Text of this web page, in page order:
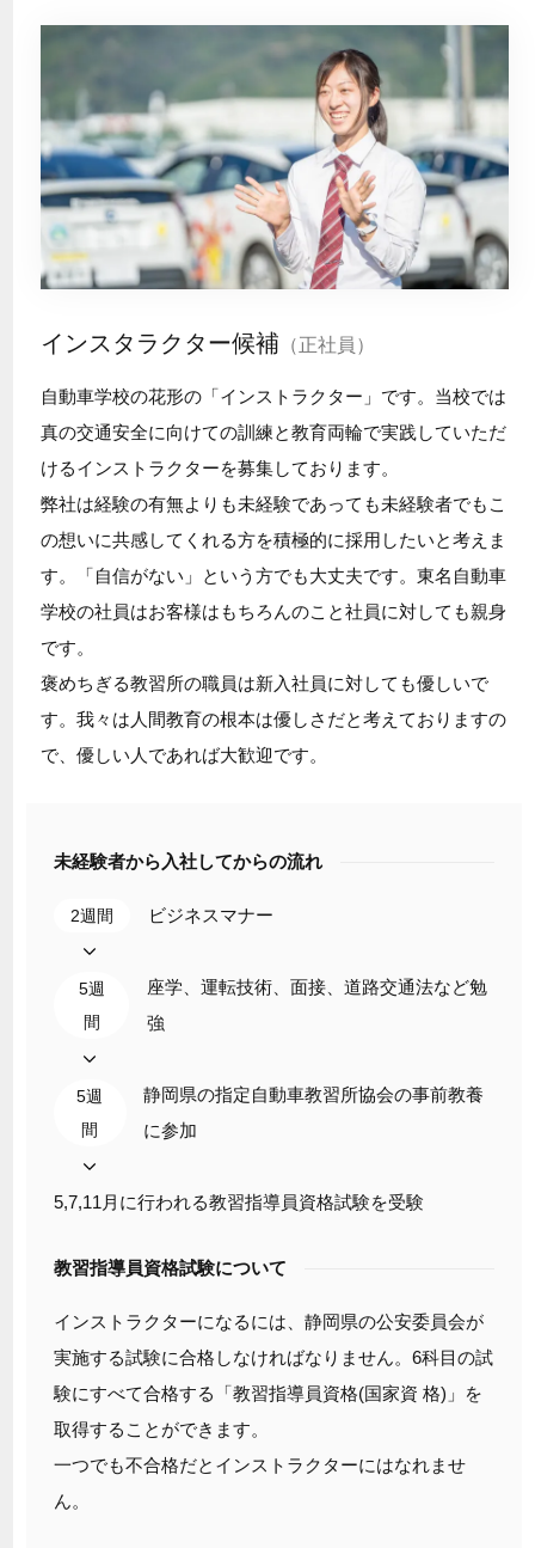
インスタラクター候補 （正社員）
自動車学校の花形の「インストラクター」です。当校では
真の交通安全に向けての訓練と教育両輪で実践していただ
けるインストラクターを募集しております。
弊社は経験の有無よりも未経験であっても未経験者でもこ
の想いに共感してくれる方を積極的に採用したいと考えま
す。「自信がない」という方でも大丈夫です。東名自動車
学校の社員はお客様はもちろんのこと社員に対しても親身
です。
褒めちぎる教習所の職員は新入社員に対しても優しいで
す。我々は人間教育の根本は優しさだと考えておりますの
で、優しい人であれば大歓迎です。
未経験者から入社してからの流れ
2週間 ビジネスマナー
5週
間
座学、運転技術、面接、道路交通法など勉
強
5週
間
静岡県の指定自動車教習所協会の事前教養
に参加
5,7,11月に行われる教習指導員資格試験を受験
教習指導員資格試験について
インストラクターになるには、静岡県の公安委員会が
実施する試験に合格しなければなりません。6科目の試
験にすべて合格する「教習指導員資格(国家資 格)」を
取得することができます。
一つでも不合格だとインストラクターにはなれませ
ん。